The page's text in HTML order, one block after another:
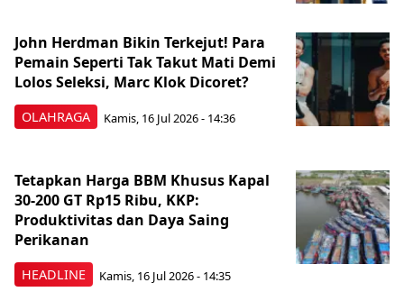
OLAHRAGA
John Herdman Bikin Terkejut! Para
Pemain Seperti Tak Takut Mati Demi
Lolos Seleksi, Marc Klok Dicoret?
Kamis, 16 Jul 2026 - 14:36
HEADLINE
Tetapkan Harga BBM Khusus Kapal
30-200 GT Rp15 Ribu, KKP:
Produktivitas dan Daya Saing
Perikanan
Kamis, 16 Jul 2026 - 14:35